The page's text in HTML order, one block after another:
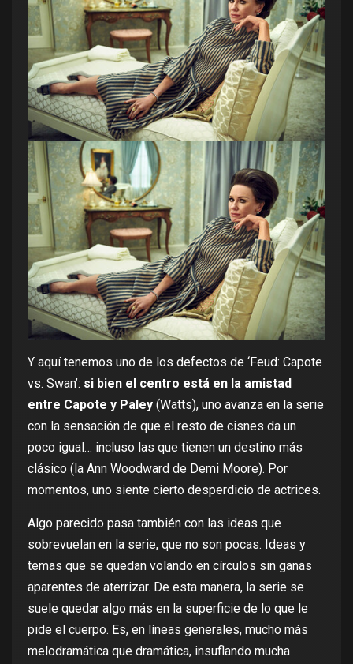
Y aquí tenemos uno de los defectos de ‘Feud: Capote
vs. Swan’: si bien el centro está en la amistad
entre Capote y Paley (Watts), uno avanza en la serie
con la sensación de que el resto de cisnes da un
poco igual… incluso las que tienen un destino más
clásico (la Ann Woodward de Demi Moore). Por
momentos, uno siente cierto desperdicio de actrices.
Algo parecido pasa también con las ideas que
sobrevuelan en la serie, que no son pocas. Ideas y
temas que se quedan volando en círculos sin ganas
aparentes de aterrizar. De esta manera, la serie se
suele quedar algo más en la superficie de lo que le
pide el cuerpo. Es, en líneas generales, mucho más
melodramática que dramática, insuflando mucha